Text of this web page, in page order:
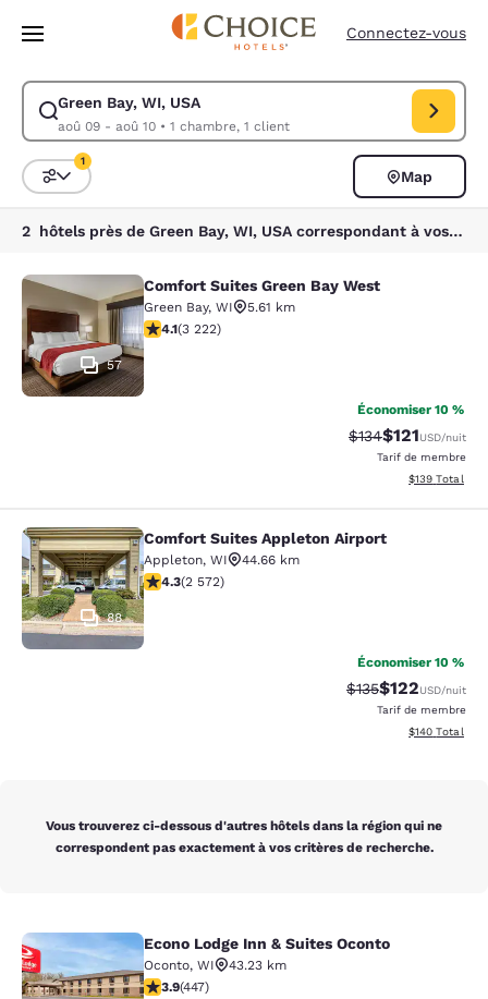
Passer à Contenu Principal
Connectez-vous
Green Bay, WI, USA
aoû 09 - aoû 10• 1 chambre, 1 client
Modifiez la recherche pour Green Bay, WI, USA. Date d’arrivée aoû
Trier et filtrer
1
Map
2 hôtels près de Green Bay, WI, USA correspondant à vos filtres
Comfort Suites Green Bay West
57
Comfort Suites Green Bay West
Green Bay, WI
5.61 km
4.12 étoiles. Très bon. 3222 commentaires
4.1(3 222)
Économiser 10 %
Tarif barré :
$134Tarif réduit :
$121USD/nuit
Tarif de membre
Afficher les
$139 Total
Comfort Suites Appleton Airport
88
Comfort Suites Appleton Airport
Appleton, WI
44.66 km
4.25 étoiles. Excellent. 2572 commentaires
4.3(2 572)
Économiser 10 %
Tarif barré :
$135Tarif réduit :
$122USD/nuit
Tarif de membre
Afficher les
$140 Total
Vous trouverez ci-dessous d'autres hôtels dans la région qui ne
correspondent pas exactement à vos critères de recherche.
Econo Lodge Inn & Suites Oconto
Econo Lodge Inn & Suites Oconto
Oconto, WI
43.23 km
3.91 étoiles. Bien. 447 commentaires
3.9(447)